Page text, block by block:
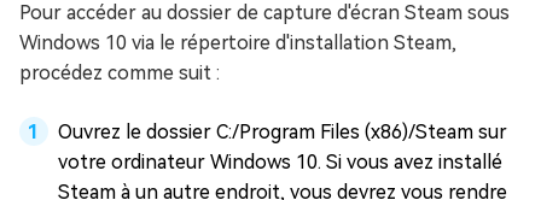
Pour accéder au dossier de capture d'écran Steam sous
Windows 10 via le répertoire d'installation Steam,
procédez comme suit :
Ouvrez le dossier C:/Program Files (x86)/Steam sur
votre ordinateur Windows 10. Si vous avez installé
Steam à un autre endroit, vous devrez vous rendre